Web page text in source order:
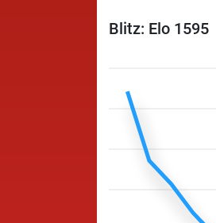
Blitz: Elo 1595